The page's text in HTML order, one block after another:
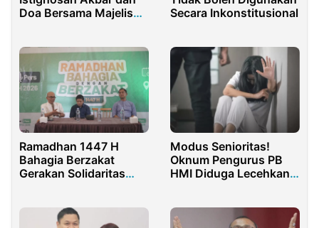
Doa Bersama Majelis
Secara Inkonstitusional
Ramadhan 1447 H
Bahagia Berzakat
Gerakan Solidaritas
Modus Senioritas!
Oknum Pengurus PB
HMI Diduga Lecehkan